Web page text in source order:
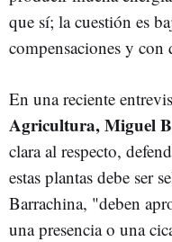
que sí; la cuestión es
compensaciones y con
En una reciente
Agricultura, Miguel
clara al respecto,
estas plantas debe ser
Barrachina, "deben
una presencia o una